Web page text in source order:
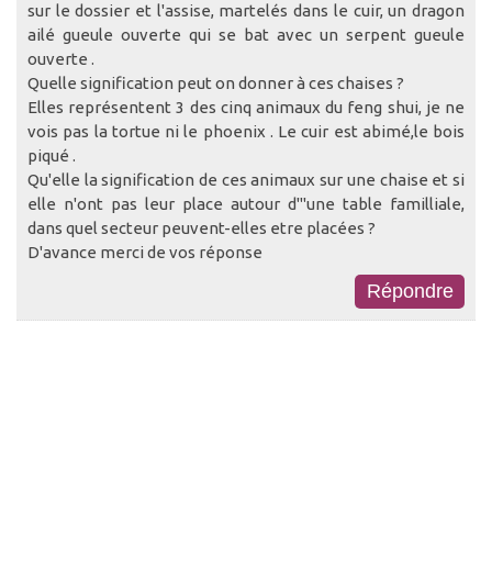
sur le dossier et l'assise, martelés dans le cuir, un dragon
ailé gueule ouverte qui se bat avec un serpent gueule
ouverte .
Quelle signification peut on donner à ces chaises ?
Elles représentent 3 des cinq animaux du feng shui, je ne
vois pas la tortue ni le phoenix . Le cuir est abimé,le bois
piqué .
Qu'elle la signification de ces animaux sur une chaise et si
elle n'ont pas leur place autour d"'une table familliale,
dans quel secteur peuvent-elles etre placées ?
D'avance merci de vos réponse